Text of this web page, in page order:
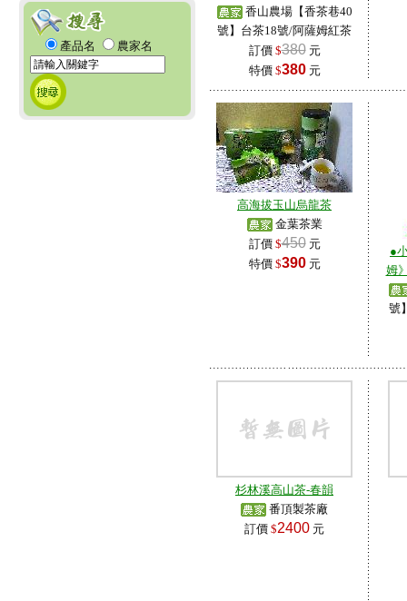
產品名 農家名
香山農場【香茶巷40
號】台茶18號/阿薩姆紅茶
訂價 $380元
特價 $380元
高海拔玉山烏龍茶
金葉茶業
訂價 $450元
特價 $390元
●
姆
號
杉林溪高山茶-春韻
番頂製茶廠
訂價 $2400 元